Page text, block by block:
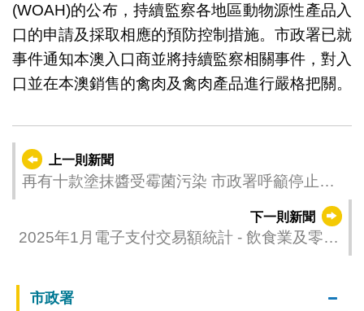
(WOAH)的公布，持續監察各地區動物源性產品入
口的申請及採取相應的預防控制措施。市政署已就
事件通知本澳入口商並將持續監察相關事件，對入
口並在本澳銷售的禽肉及禽肉產品進行嚴格把關。​
上一則新聞
再有十款塗抹醬受霉菌污染 市政署呼籲停止食
下一則新聞
2025年1月電子支付交易額統計 - 飲食業及零售
市政署